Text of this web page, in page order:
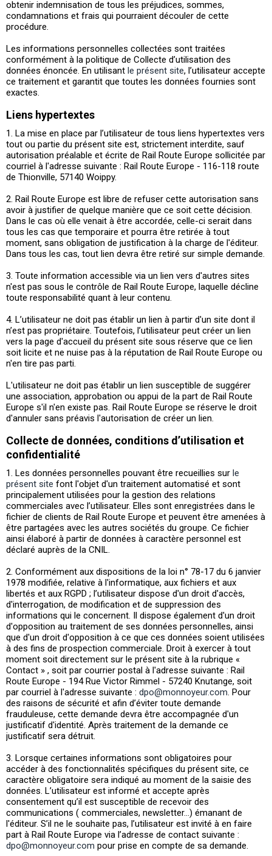
obtenir indemnisation de tous les préjudices, sommes,
condamnations et frais qui pourraient découler de cette
procédure.
Les informations personnelles collectées sont traitées
conformément à la politique de Collecte d’utilisation des
données énoncée. En utilisant le présent site, l’utilisateur accepte
ce traitement et garantit que toutes les données fournies sont
exactes.
Liens hypertextes
1. La mise en place par l’utilisateur de tous liens hypertextes vers
tout ou partie du présent site est, strictement interdite, sauf
autorisation préalable et écrite de Rail Route Europe sollicitée par
courriel à l'adresse suivante : Rail Route Europe - 116-118 route
de Thionville, 57140 Woippy.
2. Rail Route Europe est libre de refuser cette autorisation sans
avoir à justifier de quelque manière que ce soit cette décision.
Dans le cas où elle venait à être accordée, celle-ci serait dans
tous les cas que temporaire et pourra être retirée à tout
moment, sans obligation de justification à la charge de l'éditeur.
Dans tous les cas, tout lien devra être retiré sur simple demande.
3. Toute information accessible via un lien vers d'autres sites
n'est pas sous le contrôle de Rail Route Europe, laquelle décline
toute responsabilité quant à leur contenu.
4. L’utilisateur ne doit pas établir un lien à partir d'un site dont il
n’est pas propriétaire. Toutefois, l’utilisateur peut créer un lien
vers la page d'accueil du présent site sous réserve que ce lien
soit licite et ne nuise pas à la réputation de Rail Route Europe ou
n'en tire pas parti.
L'utilisateur ne doit pas établir un lien susceptible de suggérer
une association, approbation ou appui de la part de Rail Route
Europe s'il n'en existe pas. Rail Route Europe se réserve le droit
d'annuler sans préavis l'autorisation de créer un lien.
Collecte de données, conditions d’utilisation et
confidentialité
1. Les données personnelles pouvant être recueillies sur le
présent site font l'objet d'un traitement automatisé et sont
principalement utilisées pour la gestion des relations
commerciales avec l’utilisateur. Elles sont enregistrées dans le
fichier de clients de Rail Route Europe et peuvent être amenées à
être partagées avec les autres sociétés du groupe. Ce fichier
ainsi élaboré à partir de données à caractère personnel est
déclaré auprès de la CNIL.
2. Conformément aux dispositions de la loi n° 78-17 du 6 janvier
1978 modifiée, relative à l'informatique, aux fichiers et aux
libertés et aux RGPD ; l’utilisateur dispose d'un droit d'accès,
d'interrogation, de modification et de suppression des
informations qui le concernent. Il dispose également d'un droit
d'opposition au traitement de ses données personnelles, ainsi
que d'un droit d'opposition à ce que ces données soient utilisées
à des fins de prospection commerciale. Droit à exercer à tout
moment soit directement sur le présent site à la rubrique «
Contact » , soit par courrier postal à l'adresse suivante : Rail
Route Europe - 194 Rue Victor Rimmel - 57240 Knutange, soit
par courriel à l'adresse suivante : dpo@monnoyeur.com. Pour
des raisons de sécurité et afin d’éviter toute demande
frauduleuse, cette demande devra être accompagnée d'un
justificatif d'identité. Après traitement de la demande ce
justificatif sera détruit.
3. Lorsque certaines informations sont obligatoires pour
accéder à des fonctionnalités spécifiques du présent site, ce
caractère obligatoire sera indiqué au moment de la saisie des
données. L’utilisateur est informé et accepte après
consentement qu’il est susceptible de recevoir des
communications ( commerciales, newsletter...) émanant de
l'éditeur. S’il ne le souhaite pas, l’utilisateur est invité à en faire
part à Rail Route Europe via l’adresse de contact suivante :
dpo@monnoyeur.com pour prise en compte de sa demande.